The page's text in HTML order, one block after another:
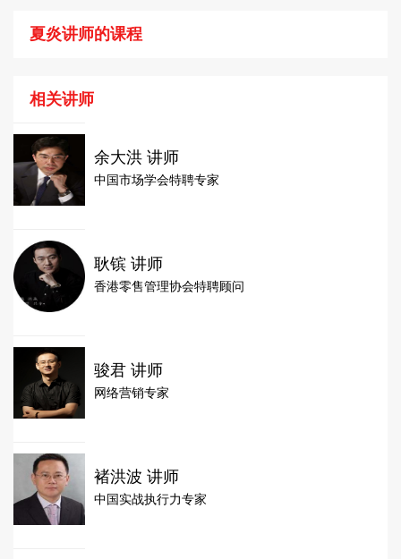
夏炎讲师的课程
相关讲师
余大洪 讲师
中国市场学会特聘专家
耿镔 讲师
香港零售管理协会特聘顾问
骏君 讲师
网络营销专家
褚洪波 讲师
中国实战执行力专家